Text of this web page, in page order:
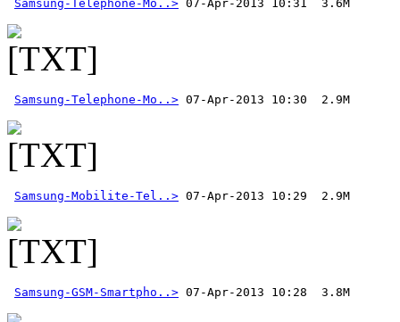
Samsung-Telephone-Mo..>
Samsung-Telephone-Mo..>
Samsung-Mobilite-Tel..>
Samsung-GSM-Smartpho..>